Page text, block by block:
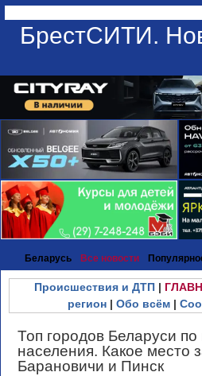
БрестСИТИ.
Беларусь Все новости
Происшествия и ДТП|
регион | Обо всём |
Топ городов Беларуси по
населения. Какое место
Барановичи и Пинск